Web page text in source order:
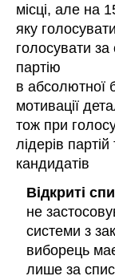
місці, але на
яку
голосувати
партію
в абсолютної
мотивації
тож при
лідерів
кандидатів
Відкриті
не
системи з
виборець
лише за